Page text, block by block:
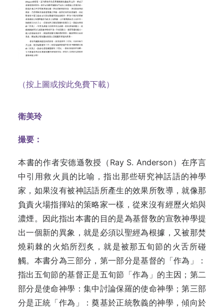
（按上圖或按此免費下載）
衛美玲
撮要：
本書的作者安德遜敎授（Ray S. Anderson）在序言
中引用救火員的比喻，指出那些研究神話語的神學
家，如果沒有被神話語所產生的效果所敎導，就像那
負責火場指揮站的策略家一樣，從來沒有經歷火焰與
濃煙。因此指出本書的目的是為基督敎的宣敎神學提
出一個新的異象，就是必須以聖經為根據，又被那焚
燒莉棘的火焰所烈炙，就是被那五旬節的火舌所碰
觸。本書分為三部分，第一部分是基督的「作為」：
指出五旬節的基督正是五旬節「作為」的主因； 第二
部分是使命神學：集中討論保羅的使命神學；第三部
分是正統「作為」：奠基於正統敎義的神學，傾向於